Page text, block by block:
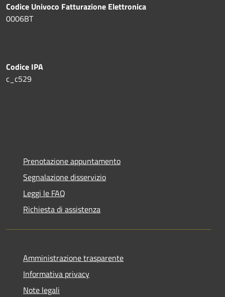
Codice Univoco Fatturazione Elettronica
0006BT
Codice IPA
c_c529
Prenotazione appuntamento
Segnalazione disservizio
Leggi le FAQ
Richiesta di assistenza
Amministrazione trasparente
Informativa privacy
Note legali